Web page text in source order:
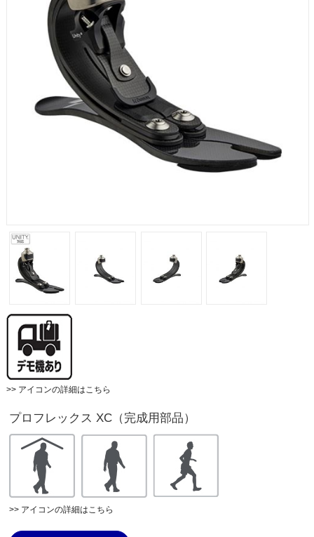
>> アイコンの詳細はこちら
プロフレックス XC（完成用部品）
>> アイコンの詳細はこちら